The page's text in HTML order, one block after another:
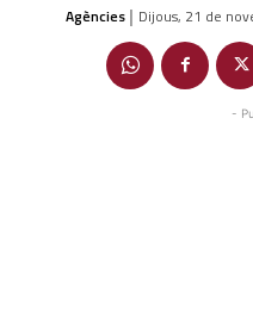
Agències | Dijous, 21 de
-